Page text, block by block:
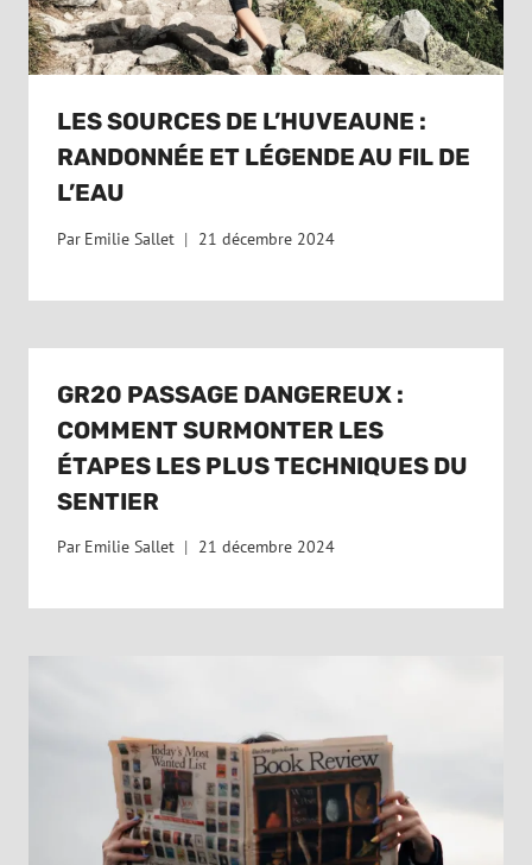
LES SOURCES DE L’HUVEAUNE :
RANDONNÉE ET LÉGENDE AU FIL DE
L’EAU
Par Emilie Sallet 21 décembre 2024
GR20 PASSAGE DANGEREUX :
COMMENT SURMONTER LES
ÉTAPES LES PLUS TECHNIQUES DU
SENTIER
Par Emilie Sallet 21 décembre 2024